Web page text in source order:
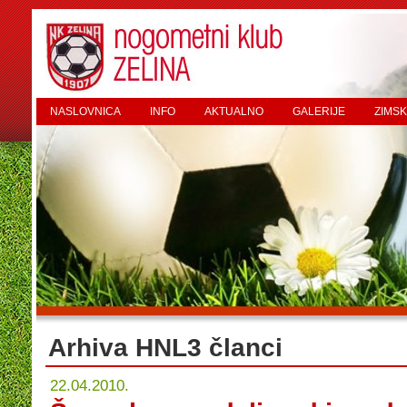
NASLOVNICA INFO AKTUALNO GALERIJE
Arhiva HNL3 članci
22.04.2010.